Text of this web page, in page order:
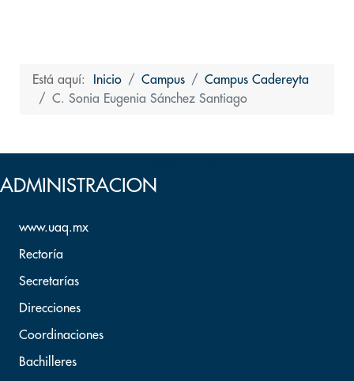
Está aquí: Inicio Campus
Campus Cadereyta
C. Sonia Eugenia Sánchez Santiago
ADMINISTRACION
www.uaq.mx
Rectoría
Secretarías
Direcciones
Coordinaciones
Bachilleres